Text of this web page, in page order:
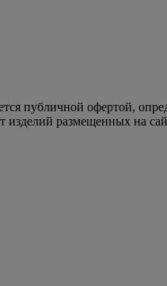
публичной офертой,
размещенных на